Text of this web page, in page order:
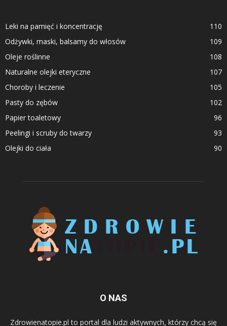
Leki na pamięć i koncentrację
110
Odżywki, maski, balsamy do włosów
109
Oleje roślinne
108
Naturalne olejki eteryczne
107
Choroby i leczenie
105
Pasty do zębów
102
Papier toaletowy
96
Peelingi i scruby do twarzy
93
Olejki do ciała
90
O NAS
Zdrowienatopie.pl to portal dla ludzi aktywnych, którzy chcą się